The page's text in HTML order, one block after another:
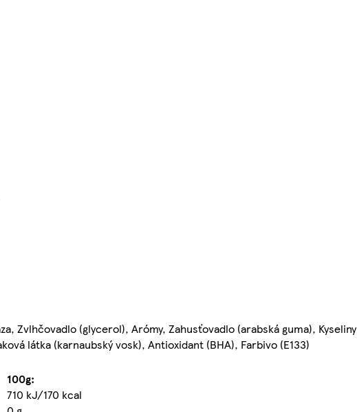
Zvlhčovadlo (glycerol), Arómy, Zahusťovadlo (arabská guma), Kyseliny
látka (karnaubský vosk), Antioxidant (BHA), Farbivo (E133)
100g:
710 kJ/170 kcal